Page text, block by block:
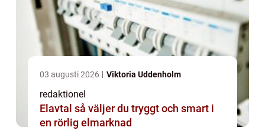
03 augusti 2026 Viktoria Uddenholm
redaktionel
Elavtal så väljer du tryggt och smart i
en rörlig elmarknad